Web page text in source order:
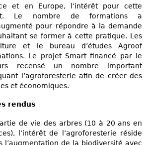
et en Europe, l’intérêt pour cette
Le nombre de formations a
pour répondre à la demande
se former à cette pratique. Les
et le bureau d’études Agroof
Le projet Smart financé par le
recensé un nombre important
l’agroforesterie afin de créer des
et économiques.
rendus
de vie des arbres (10 à 20 ans en
l’intérêt de l’agroforesterie réside
l’augmentation de la biodiversité avec